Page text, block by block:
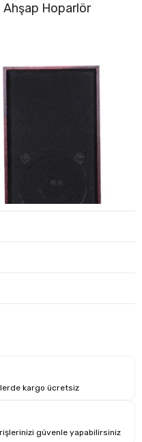
Ahşap Hoparlör
kargo ücretsiz
güvenle yapabilirsiniz